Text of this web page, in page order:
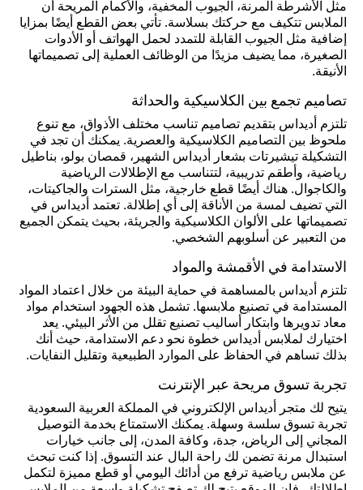
مثل الأشرطة المرنة، الجيوب المخفية، والأكمام المريحة أن
الملابس تتكيف مع حركتك بسلاسة. تأتي بعض القطع أيضًا بمزايا
إضافية مثل الجيوب القابلة للتمدد لحمل الهواتف أو الأدوات
الصغيرة، مما يضيف مزيدًا من الوظائف العملية إلى تصميماتها
الأنيقة.
تصاميم تجمع بين الكلاسيكية والحداثة
تلتزم أديداس بتقديم تصاميم تناسب مختلف الأذواق، مع تنوع
ملحوظ بين التصاميم الكلاسيكية والعصرية. يمكنك أن تجد في
التشكيلة تيشيرتات بشعار أديداس الشهير، قمصان بولو، بناطيل
رياضية، وأطقم تدريبية، لتتناسب مع الإطلالات الرياضية
والكاجوال. هناك أيضًا قطع خارجية، مثل السترات والجاكيتات،
التي تضيف لمسة من الأناقة إلى أي إطلالة. تعتمد أديداس في
تصميماتها على الألوان الكلاسيكية والجريئة، بحيث يتمكن الجميع
من التعبير عن أسلوبهم الشخصي.
الاستدامة في الأقمشة والمواد
تلتزم أديداس بالمساهمة في حماية البيئة من خلال اعتماد المواد
المستدامة في تصنيع ملابسها. تشمل هذه الجهود استخدام مواد
معاد تدويرها وابتكار أساليب تصنيع تقلل من الأثر البيئي. يعد
اختيارك لملابس أديداس خطوة نحو دعم الاستدامة، حيث أنك
بذلك تساهم في الحفاظ على الموارد الطبيعية وتقليل النفايات.
تجربة تسوق مريحة عبر الإنترنت
يتيح لك متجر أديداس الإلكتروني في المملكة العربية السعودية
تجربة تسوق سلسة وسهلة. يمكنك الاستمتاع بخدمة التوصيل
المجاني إلى الرياض، جدة، وكافة المدن، إلى جانب خيارات
استبدال مرنة تضمن لك راحة البال عند التسوق. إذا كنت تبحث
عن ملابس رياضية ترفع من أدائك اليومي أو قطع مميزة لتكمل